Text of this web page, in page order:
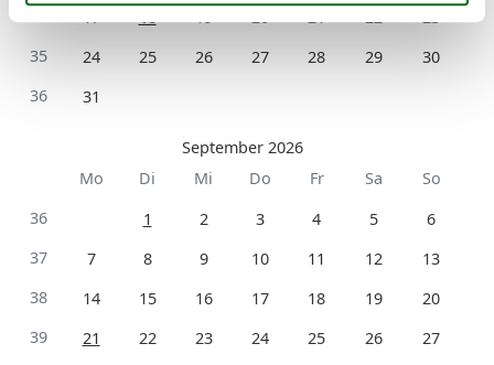
17 18 19 20 21 22
23
35
24 25 26 27 28 29
30
36
31
September 2026
Mo
Di Mi Do Fr Sa
So
36
1 2 3 4 5
6
37
7 8 9 10 11 12
13
38
14 15 16 17 18 19
20
39
21 22 23 24 25 26
27